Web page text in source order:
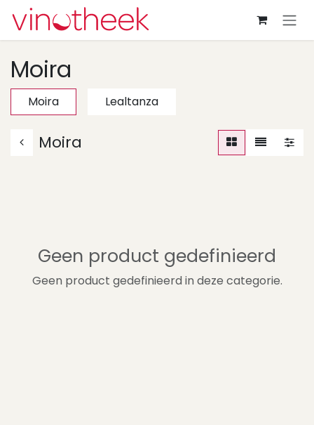
Overslaan naar inhoud
Moira
Moira Lealtanza
Moira
Geen product gedefinieerd
Geen product gedefinieerd in deze categorie.